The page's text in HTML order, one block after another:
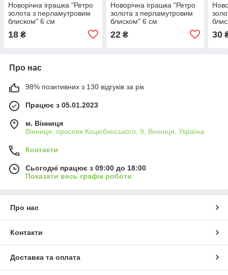
Новорічна іграшка "Ретро
золота з перламутровим
блиском" 6 см
18 ₴
Новорічна іграшка "Ретро
золота з перламутровим
блиском" 6 см
22₴ 30
Про нас
98% позитивних з 130 відгуків за рік
Працює з 05.01.2023
м. Вінниця
Вінниця, проспек Коцюбинського, 9, Вінниця, Україна
Контакти
Сьогодні працює з 09:00 до 18:00
Показати весь графік роботи
Про нас
Контакти
Доставка та оплата